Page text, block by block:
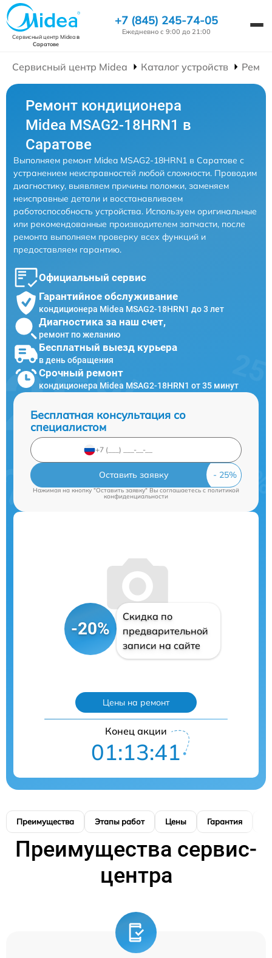
Сервисный центр Mideaв
Саратове
+7 (845) 245-74-05
Ежедневно с 9:00 до 21:00
Сервисный центр Midea Каталог устройств
Ремонт кондиционера
Midea MSAG2-18HRN1 в
Саратове
Выполняем ремонт Midea MSAG2-18HRN1 в Саратове с
устранением неисправностей любой сложности. Проводим
диагностику, выявляем причины поломки, заменяем
неисправные детали и восстанавливаем
работоспособность устройства. Используем оригинальные
или рекомендованные производителем запчасти, после
ремонта выполняем проверку всех функций и
предоставляем гарантию.
Официальный сервис
Гарантийное обслуживание
кондиционера Midea MSAG2-18HRN1 до 3 лет
Диагностика за наш счет,
ремонт по желанию
Бесплатный выезд курьера
в день обращения
Срочный ремонт
кондиционера Midea MSAG2-18HRN1 от 35 минут
Бесплатная консультация со
специалистом
Оставить заявку
Нажимая на кнопку "Оставить заявку" Вы соглашаетесь cполитикой
конфиденциальности
-20%
Скидка по
предварительной
записи на сайте
Цены на ремонт
Конец акции
01:13:40
Преимущества Этапы работ Цены Гарантия
Преимущества сервис-
центра